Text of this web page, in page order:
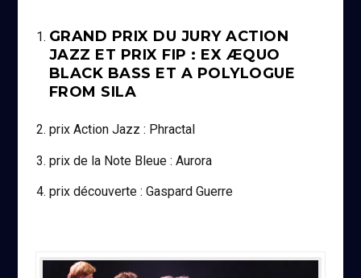
GRAND PRIX DU JURY ACTION
JAZZ ET PRIX FIP : EX ÆQUO
BLACK BASS ET A POLYLOGUE
FROM SILA
prix Action Jazz : Phractal
prix de la Note Bleue : Aurora
prix découverte : Gaspard Guerre